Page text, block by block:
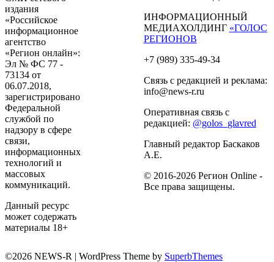
издания
«Российское
информационное
агентство
«Регион онлайн»:
Эл № ФС 77 -
73134 от
06.07.2018,
зарегистрировано
Федеральной
службой по
надзору в сфере
связи,
информационных
технологий и
массовых
коммуникаций.
Данный ресурс
может содержать
материалы 18+
ИНФОРМАЦИОННЫЙ
МЕДИАХОЛДИНГ «ГОЛОС
РЕГИОНОВ
+7 (989) 335-49-34
Связь с редакцией и реклама:
info@news-r.ru
Оперативная связь с
редакцией: @golos_glavred
Главный редактор Баскаков
А.Е.
© 2016-2026 Регион Online -
Все права защищены.
©2026 NEWS-R | WordPress Theme by SuperbThemes